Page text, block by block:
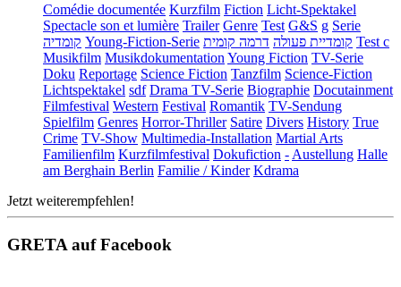
Comédie documentée Kurzfilm Fiction Licht-Spektakel
Spectacle son et lumière Trailer Genre Test G&S g Serie
קומדיה Young-Fiction-Serie קומדיית פעולה דרמה קומית
Test c
Musikfilm Musikdokumentation Young Fiction TV-Serie
Doku Reportage Science Fiction Tanzfilm Science-Fiction
Lichtspektakel sdf Drama TV-Serie Biographie Docutainment
Filmfestival Western Festival Romantik TV-Sendung
Spielfilm Genres Horror-Thriller Satire Divers History True
Crime TV-Show Multimedia-Installation Martial Arts
Familienfilm Kurzfilmfestival Dokufiction - Austellung Halle
am Berghain Berlin Familie / Kinder Kdrama
Jetzt weiterempfehlen!
GRETA auf Facebook